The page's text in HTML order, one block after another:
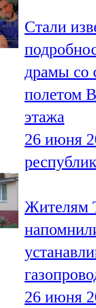
Стали
драмы со
полетом
этажа
26 июня
Жителям
26 июня